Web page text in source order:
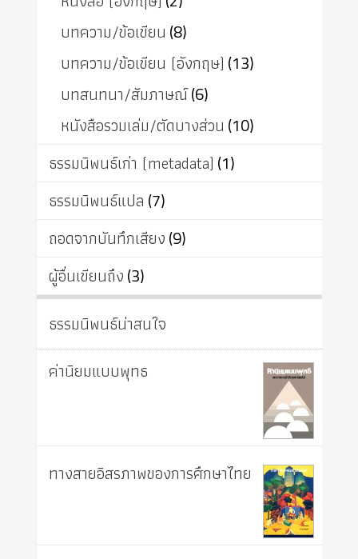
บทความ/ข้อเขียน (8)
บทความ/ข้อเขียน (อังกฤษ) (13)
บทสนทนา/สัมภาษณ์(6)
หนังสือรวมเล่ม/ตัดบางส่วน (10)
ธรรมนิพนธ์เก่า (metadata) (1)
ธรรมนิพนธ์แปล (7)
ถอดจากบันทึกเสียง(9)
ผู้อื่นเขียนถึง(3)
ธรรมนิพนธ์น่าสนใจ
ค่านิยมแบบพุทธ
ทางสายอิสรภาพของการศึกษาไทย